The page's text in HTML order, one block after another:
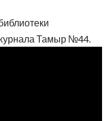
Тамыр №44.